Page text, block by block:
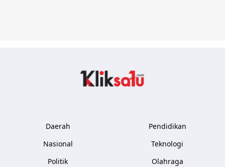
Daerah
Nasional
Politik
Pendidikan
Teknologi
Olahraga